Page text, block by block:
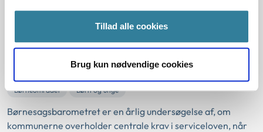
Tillad alle cookies
Brug kun nødvendige cookies
Børnesagsbarometret 2021 – et
indblik i kommunernes sagsbehandling
på børneområdet
Børneområdet Børn og unge
Børnesagsbarometret er en årlig undersøgelse af, om
kommunerne overholder centrale krav i serviceloven, når